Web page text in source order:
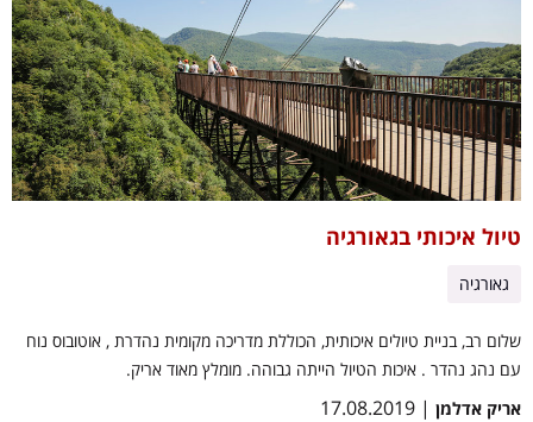
טיול איכותי בגאורגיה
גאורגיה
שלום רב, בניית טיולים איכותית, הכוללת מדריכה מקומית נהדרת , אוטובוס נוח
עם נהג נהדר . איכות הטיול הייתה גבוהה. מומלץ מאוד אריק.
אריק אדלמן | 17.08.2019